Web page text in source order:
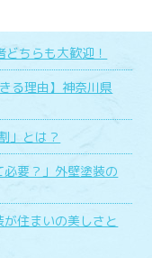
ちらも大歓迎！
る理由】神奈川県
」とは？
必要？」外壁塗装の
住まいの美しさと